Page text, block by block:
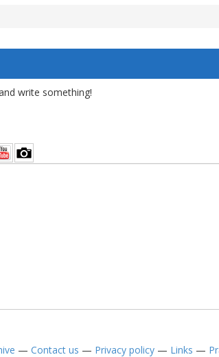
write something!
— Contact us — Privacy policy— Links —